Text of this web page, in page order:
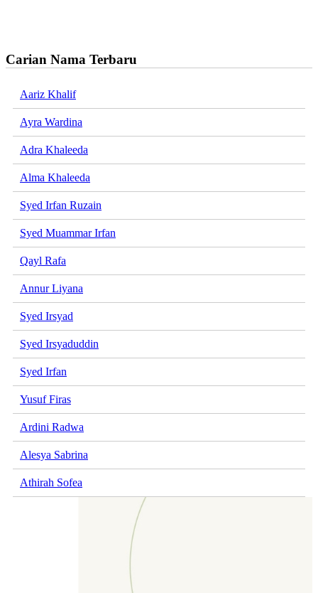
Carian Nama Terbaru
Aariz Khalif
Ayra Wardina
Adra Khaleeda
Alma Khaleeda
Syed Irfan Ruzain
Syed Muammar Irfan
Qayl Rafa
Annur Liyana
Syed Irsyad
Syed Irsyaduddin
Syed Irfan
Yusuf Firas
Ardini Radwa
Alesya Sabrina
Athirah Sofea